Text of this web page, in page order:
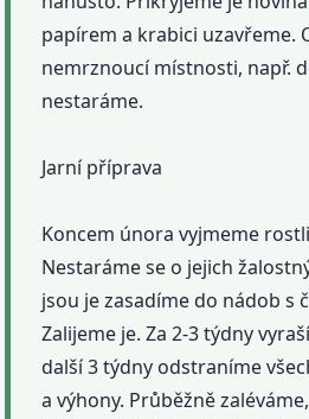
papírem a krabici uzavřeme.
nemrznoucí místnosti, např.
nestaráme.
Jarní příprava
Koncem února vyjmeme
Nestaráme se o jejich
jsou je zasadíme do nádob s
Zalijeme je. Za 2-3 týdny
další 3 týdny odstraníme
a výhony. Průběžně